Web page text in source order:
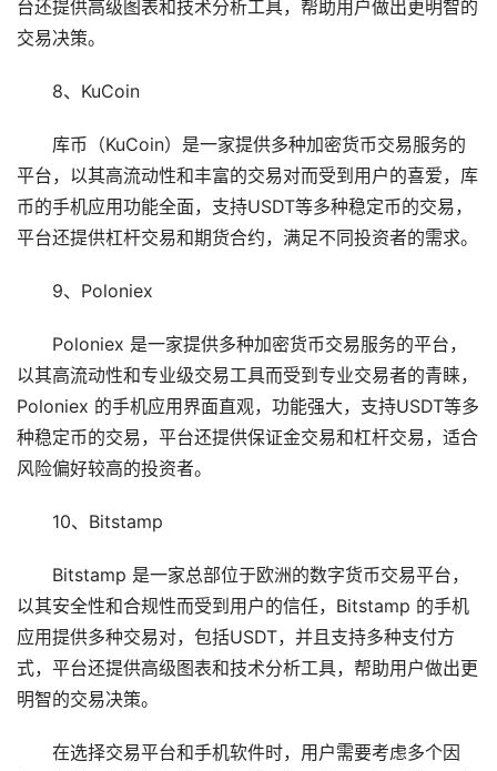
台还提供高级图表和技术分析工具，帮助用户做出更明智的
交易决策。
8、KuCoin
库币（KuCoin）是一家提供多种加密货币交易服务的
平台，以其高流动性和丰富的交易对而受到用户的喜爱，库
币的手机应用功能全面，支持USDT等多种稳定币的交易，
平台还提供杠杆交易和期货合约，满足不同投资者的需求。
9、Poloniex
Poloniex 是一家提供多种加密货币交易服务的平台，
以其高流动性和专业级交易工具而受到专业交易者的青睐，
Poloniex 的手机应用界面直观，功能强大，支持USDT等多
种稳定币的交易，平台还提供保证金交易和杠杆交易，适合
风险偏好较高的投资者。
10、Bitstamp
Bitstamp 是一家总部位于欧洲的数字货币交易平台，
以其安全性和合规性而受到用户的信任，Bitstamp 的手机
应用提供多种交易对，包括USDT，并且支持多种支付方
式，平台还提供高级图表和技术分析工具，帮助用户做出更
明智的交易决策。
在选择交易平台和手机软件时，用户需要考虑多个因